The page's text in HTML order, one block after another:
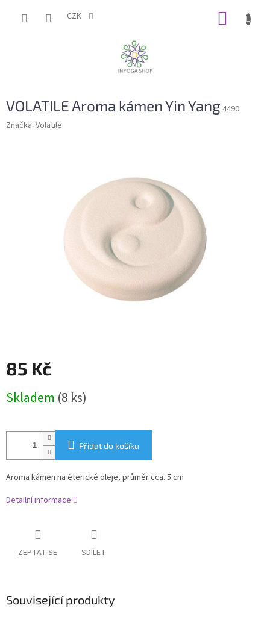
CZK
VOLATILE Aroma kámen Yin Yang 4490
Značka: Volatile
85 Kč
cena:
Skladem (8 ks)
Přidat do košíku
Aroma kámen na éterické oleje, průměr cca. 5 cm
Detailní informace
ZEPTAT SE SDÍLET
Související produkty